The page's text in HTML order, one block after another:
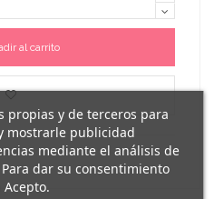
al carrito
propias y de terceros para
mostrarle publicidad
mediante el análisis de
dar su consentimiento